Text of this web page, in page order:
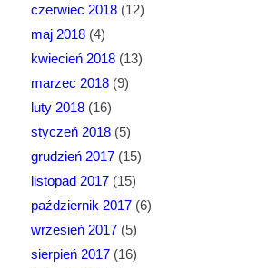
czerwiec 2018(12)
maj 2018(4)
kwiecień 2018(13)
marzec 2018(9)
luty 2018(16)
styczeń 2018(5)
grudzień 2017(15)
listopad 2017(15)
październik 2017(6)
wrzesień 2017(5)
sierpień 2017(16)